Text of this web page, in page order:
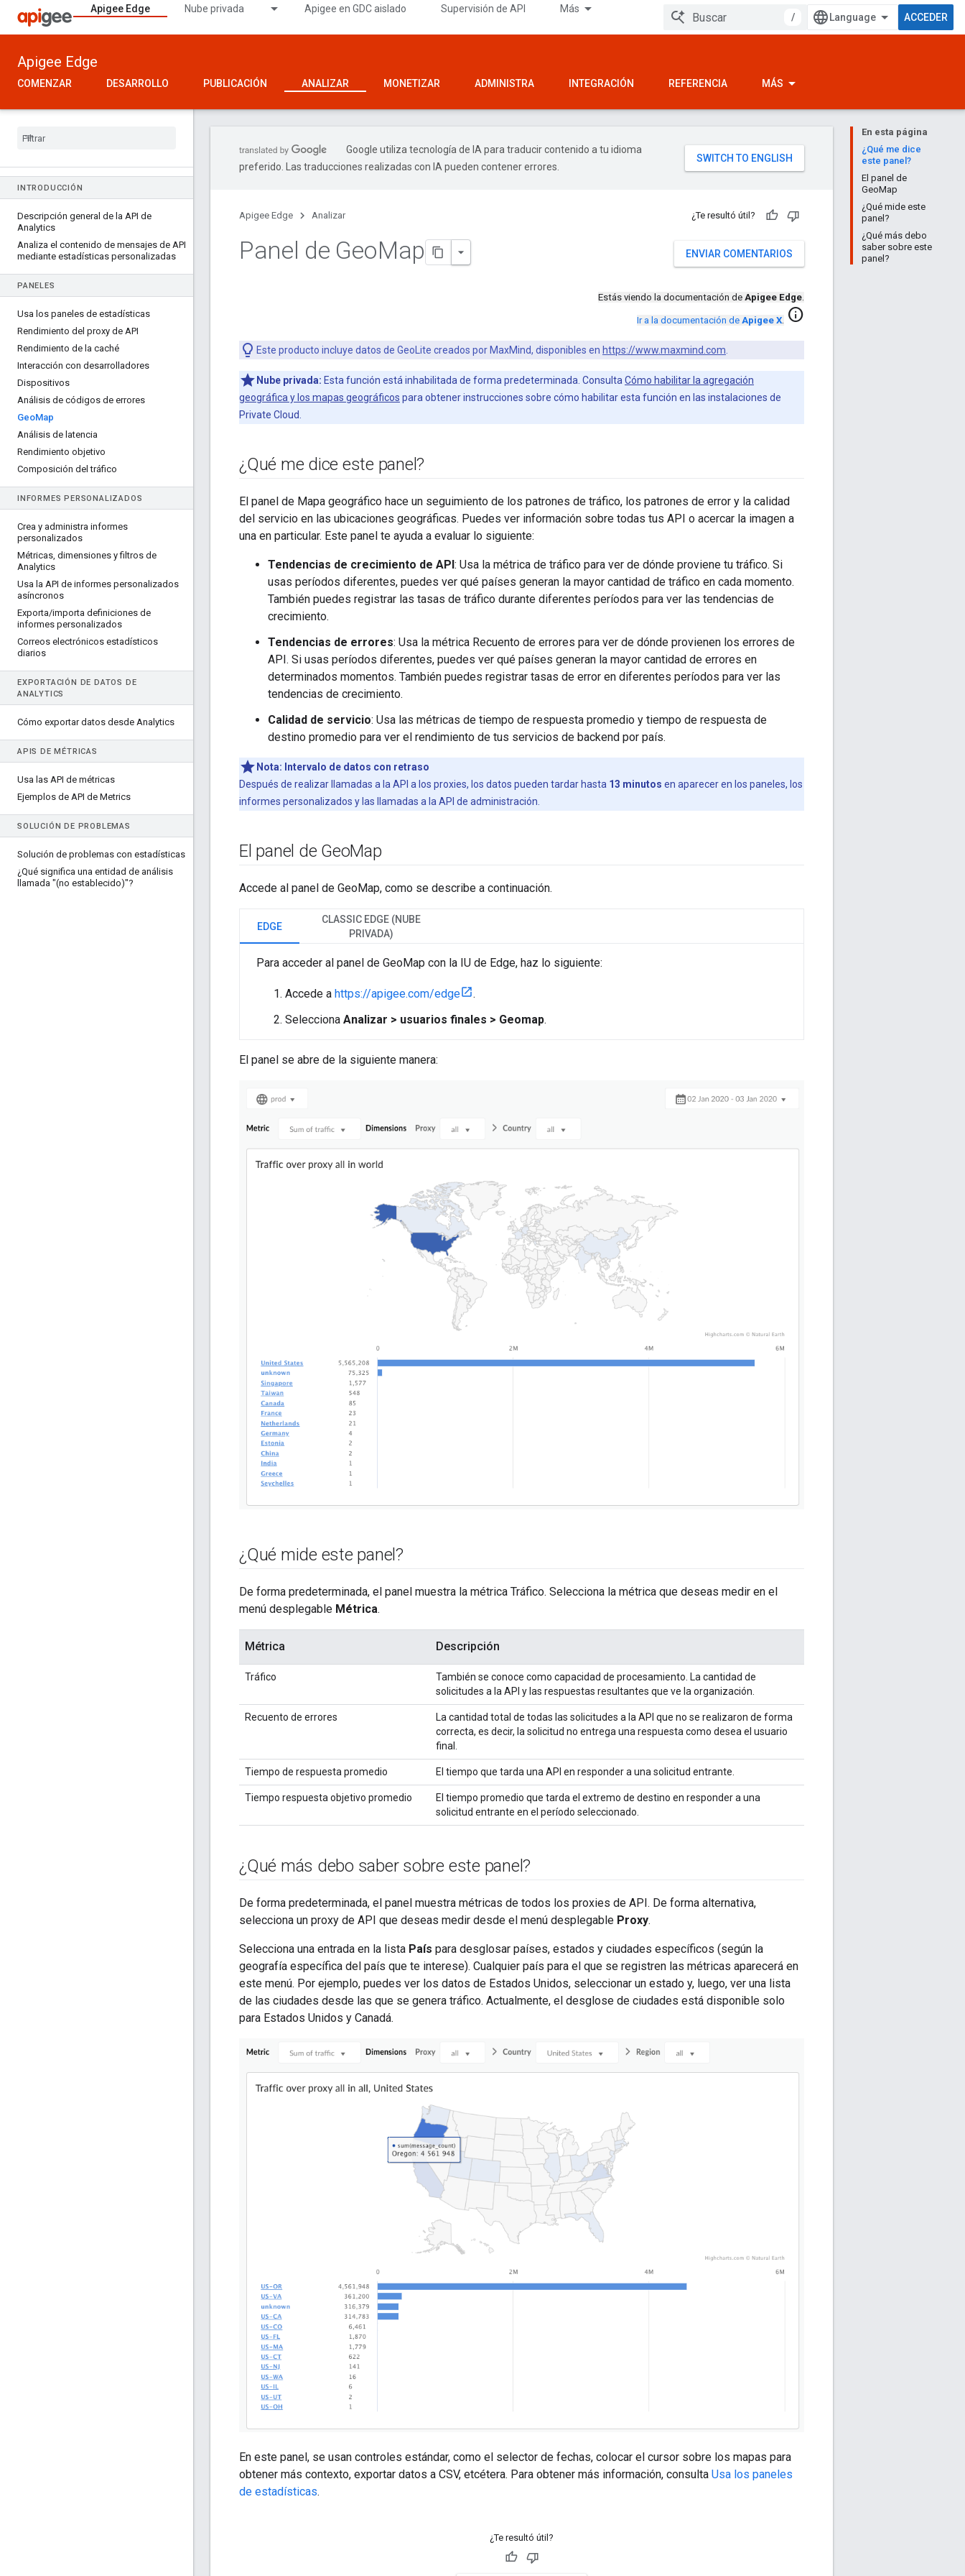
Apigee Edge Nube privada Apigee en GDC aislado Supervisión de API Más
/ ACCEDER
Apigee Edge
COMENZAR DESARROLLO PUBLICACIÓN ANALIZAR MONETIZAR ADMINISTRA INTEGRACIÓN REFERENCIA MÁS
INTRODUCCIÓN
Descripción general de la API de
Analytics
Analiza el contenido de mensajes de API
mediante estadísticas personalizadas
PANELES
Usa los paneles de estadísticas
Rendimiento del proxy de API
Rendimiento de la caché
Interacción con desarrolladores
Dispositivos
Análisis de códigos de errores
GeoMap
Análisis de latencia
Rendimiento objetivo
Composición del tráfico
INFORMES PERSONALIZADOS
Crea y administra informes
personalizados
Métricas, dimensiones y filtros de
Analytics
Usa la API de informes personalizados
asíncronos
Exporta/importa definiciones de
informes personalizados
Correos electrónicos estadísticos
diarios
EXPORTACIÓN DE DATOS DE
ANALYTICS
Cómo exportar datos desde Analytics
APIS DE MÉTRICAS
Usa las API de métricas
Ejemplos de API de Metrics
SOLUCIÓN DE PROBLEMAS
Solución de problemas con estadísticas
¿Qué significa una entidad de análisis
llamada "(no establecido)"?
En esta página
¿Qué me dice
este panel?
El panel de
GeoMap
¿Qué mide este
panel?
¿Qué más debo
saber sobre este
panel?
Google utiliza tecnología de IA para traducir contenido a tu idioma
preferido. Las traducciones realizadas con IA pueden contener errores.
Apigee Edge Analizar ¿Te resultó útil?
ENVIAR COMENTARIOS
Panel de GeoMap
Estás viendo la documentación de Apigee Edge.
Ir a la documentación de Apigee X. info
Este producto incluye datos de GeoLite creados por MaxMind, disponibles en https://www.maxmind.com
Nube privada: Esta función está inhabilitada de forma predeterminada. Consulta Cómo habilitar la agregación
geográfica y los mapas geográficos para obtener instrucciones sobre cómo habilitar esta función en las instalaciones de
Private Cloud.
¿Qué me dice este panel?
El panel de Mapa geográfico hace un seguimiento de los patrones de tráfico, los patrones de error y la calidad
del servicio en las ubicaciones geográficas. Puedes ver información sobre todas tus API o acercar la imagen a
una en particular. Este panel te ayuda a evaluar lo siguiente:
Tendencias de crecimiento de API: Usa la métrica de tráfico para ver de dónde proviene tu tráfico. Si
usas períodos diferentes, puedes ver qué países generan la mayor cantidad de tráfico en cada momento.
También puedes registrar las tasas de tráfico durante diferentes períodos para ver las tendencias de
crecimiento.
Tendencias de errores: Usa la métrica Recuento de errores para ver de dónde provienen los errores de
API. Si usas períodos diferentes, puedes ver qué países generan la mayor cantidad de errores en
determinados momentos. También puedes registrar tasas de error en diferentes períodos para ver las
tendencias de crecimiento.
Calidad de servicio: Usa las métricas de tiempo de respuesta promedio y tiempo de respuesta de
destino promedio para ver el rendimiento de tus servicios de backend por país.
Nota: Intervalo de datos con retraso
Después de realizar llamadas a la API a los proxies, los datos pueden tardar hasta 13 minutos en aparecer en los paneles, los
informes personalizados y las llamadas a la API de administración.
El panel de GeoMap
Accede al panel de GeoMap, como se describe a continuación.
EDGE
CLASSIC EDGE (NUBE
PRIVADA)
Para acceder al panel de GeoMap con la IU de Edge, haz lo siguiente:
Accede a https://apigee.com/edge
.
Selecciona Analizar > usuarios finales > Geomap.
El panel se abre de la siguiente manera:
¿Qué mide este panel?
De forma predeterminada, el panel muestra la métrica Tráfico. Selecciona la métrica que deseas medir en el
menú desplegable Métrica.
Métrica Descripción
Tráfico
También se conoce como capacidad de procesamiento. La cantidad de
solicitudes a la API y las respuestas resultantes que ve la organización.
Recuento de errores
La cantidad total de todas las solicitudes a la API que no se realizaron de forma
correcta, es decir, la solicitud no entrega una respuesta como desea el usuario
final.
Tiempo de respuesta promedio El tiempo que tarda una API en responder a una solicitud entrante.
Tiempo respuesta objetivo promedio
El tiempo promedio que tarda el extremo de destino en responder a una
solicitud entrante en el período seleccionado.
¿Qué más debo saber sobre este panel?
De forma predeterminada, el panel muestra métricas de todos los proxies de API. De forma alternativa,
selecciona un proxy de API que deseas medir desde el menú desplegable Proxy.
Selecciona una entrada en la lista País para desglosar países, estados y ciudades específicos (según la
geografía específica del país que te interese). Cualquier país para el que se registren las métricas aparecerá en
este menú. Por ejemplo, puedes ver los datos de Estados Unidos, seleccionar un estado y, luego, ver una lista
de las ciudades desde las que se genera tráfico. Actualmente, el desglose de ciudades está disponible solo
para Estados Unidos y Canadá.
En este panel, se usan controles estándar, como el selector de fechas, colocar el cursor sobre los mapas para
obtener más contexto, exportar datos a CSV, etcétera. Para obtener más información, consulta Usa los paneles
de estadísticas.
¿Te resultó útil?